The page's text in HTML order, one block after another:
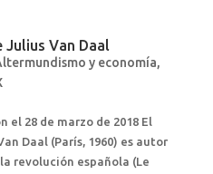
Julius Van Daal
y economía,
el 28 de marzo de 2018 El
Daal (París, 1960) es autor
revolución española (Le